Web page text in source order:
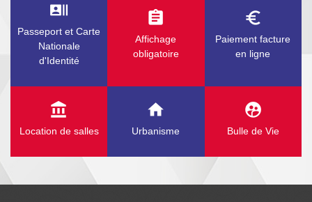
recent_actors
Passeport et Carte
Nationale
d'Identité
assignment
Affichage
obligatoire
euro_symbol
Paiement facture
en ligne
account_balance
Location de salles
home
Urbanisme
supervised_user_circle
Bulle de Vie